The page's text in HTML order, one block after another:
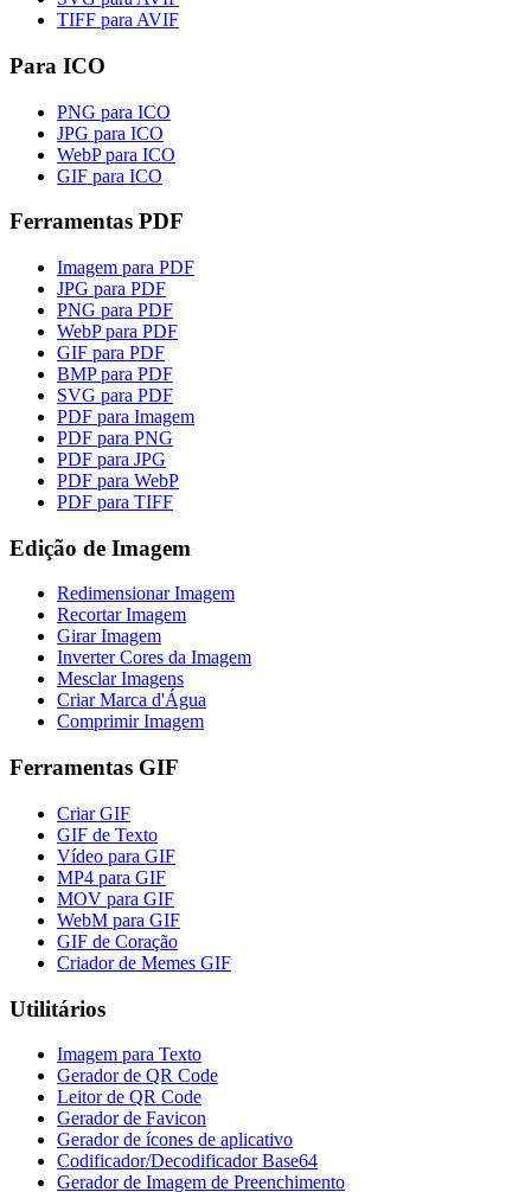
TIFF para AVIF
Para ICO
PNG para ICO
JPG para ICO
WebP para ICO
GIF para ICO
Ferramentas PDF
Imagem para PDF
JPG para PDF
PNG para PDF
WebP para PDF
GIF para PDF
BMP para PDF
SVG para PDF
PDF para Imagem
PDF para PNG
PDF para JPG
PDF para WebP
PDF para TIFF
Edição de Imagem
Redimensionar Imagem
Recortar Imagem
Girar Imagem
Inverter Cores da Imagem
Mesclar Imagens
Criar Marca d'Água
Comprimir Imagem
Ferramentas GIF
Criar GIF
GIF de Texto
Vídeo para GIF
MP4 para GIF
MOV para GIF
WebM para GIF
GIF de Coração
Criador de Memes GIF
Utilitários
Imagem para Texto
Gerador de QR Code
Leitor de QR Code
Gerador de Favicon
Gerador de ícones de aplicativo
Codificador/Decodificador Base64
Gerador de Imagem de Preenchimento